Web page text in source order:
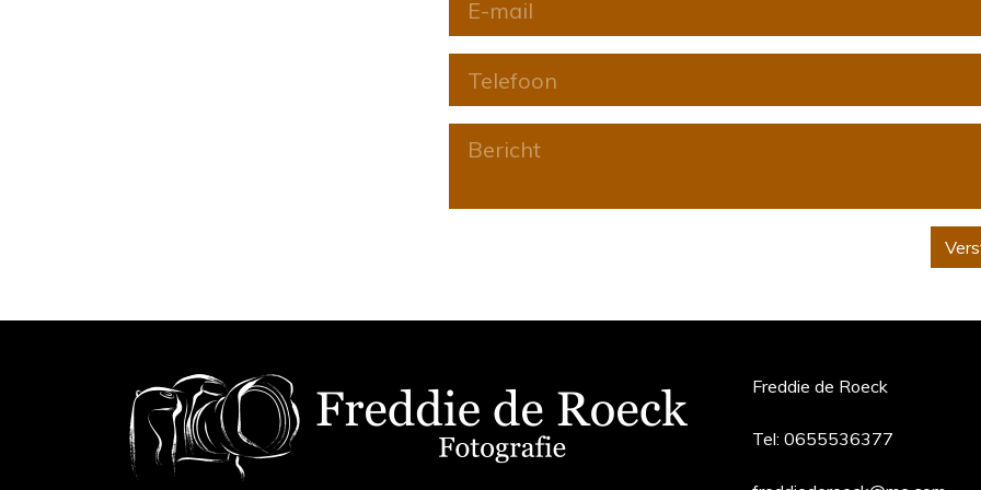
Freddie de Roeck
Tel: 0655536377